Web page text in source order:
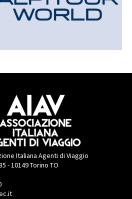
Italiana Agenti di Viaggio
- 10149 Torino TO